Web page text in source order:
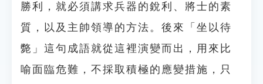
勝利，就必須講求兵器的銳利、將士的素
質，以及主帥領導的方法。後來「坐以待
斃」這句成語就從這裡演變而出，用來比
喻面臨危難，不採取積極的應變措施，只